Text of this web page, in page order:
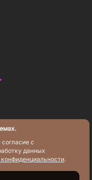
с
данных
конфиденциальности.